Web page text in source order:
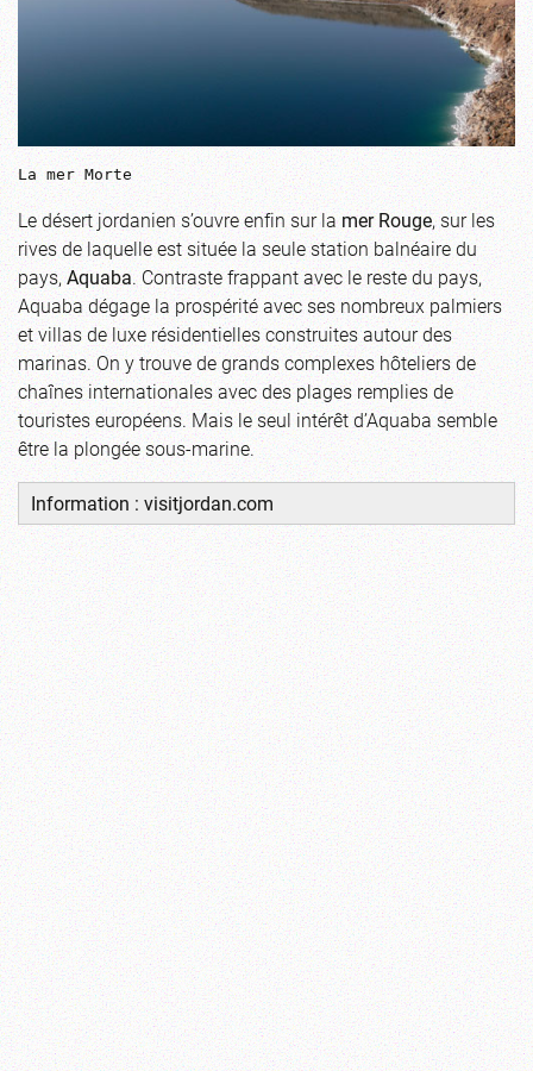
La mer Morte
Le désert jordanien s’ouvre enfin sur lamer Rouge, sur les
rives de laquelle est située la seule station balnéaire du
pays,Aquaba. Contraste frappant avec le reste du pays,
Aquaba dégage la prospérité avec ses nombreux palmiers
et villas de luxe résidentielles construites autour des
marinas. On y trouve de grands complexes hôteliers de
chaînes internationales avec des plages remplies de
touristes européens. Mais le seul intérêt d’Aquaba semble
être la plongée sous-marine.
Information : visitjordan.com